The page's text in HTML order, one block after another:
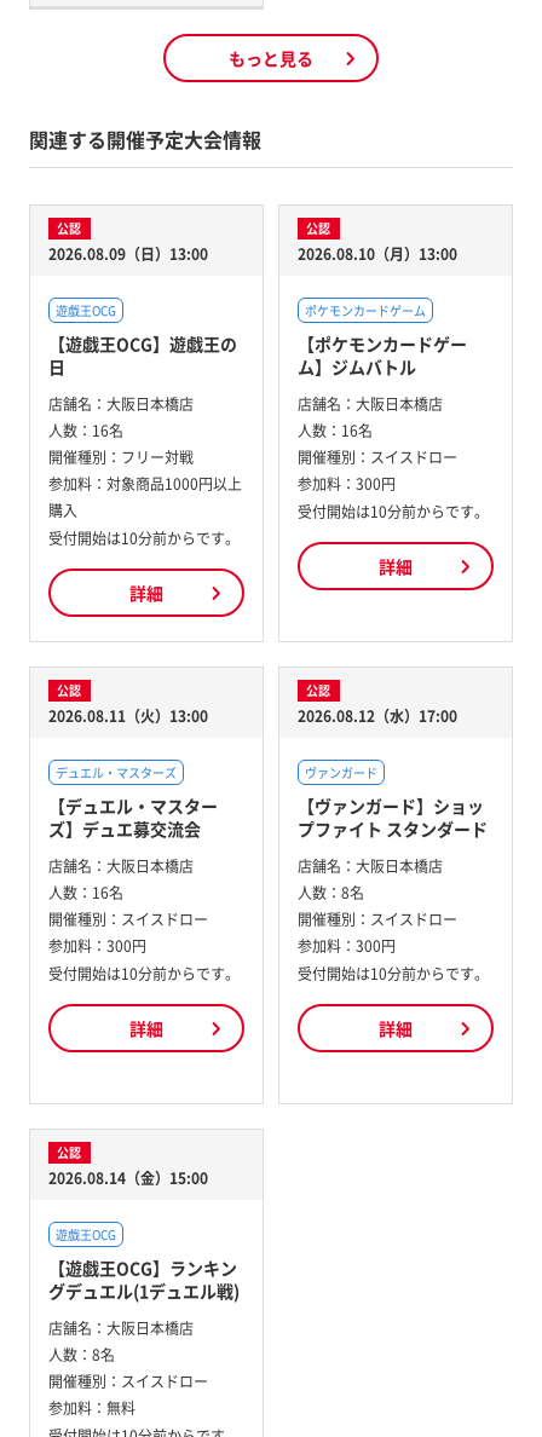
もっと見る
関連する開催予定大会情報
公認
2026.08.09（日）13:00
遊戯王OCG
【遊戯王OCG】遊戯王の
日
店舗名： 大阪日本橋店
人数： 16名
開催種別： フリー対戦
参加料： 対象商品1000円以上
購入
受付開始は10分前からです。
詳細
公認
2026.08.10（月）13:00
ポケモンカードゲーム
【ポケモンカードゲー
ム】ジムバトル
店舗名： 大阪日本橋店
人数： 16名
開催種別： スイスドロー
参加料： 300円
受付開始は10分前からです。
詳細
公認
2026.08.11（火）13:00
デュエル・マスターズ
【デュエル・マスター
ズ】デュエ募交流会
店舗名： 大阪日本橋店
人数： 16名
開催種別： スイスドロー
参加料： 300円
受付開始は10分前からです。
詳細
公認
2026.08.12（水）17:00
ヴァンガード
【ヴァンガード】ショッ
プファイト スタンダード
店舗名： 大阪日本橋店
人数： 8名
開催種別： スイスドロー
参加料： 300円
受付開始は10分前からです。
詳細
公認
2026.08.14（金）15:00
遊戯王OCG
【遊戯王OCG】ランキン
グデュエル(1デュエル戦)
店舗名： 大阪日本橋店
人数： 8名
開催種別： スイスドロー
参加料： 無料